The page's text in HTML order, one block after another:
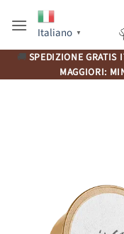
Italiano ▼
🚚 SPEDIZIONE GRATIS
MAGGIORI: